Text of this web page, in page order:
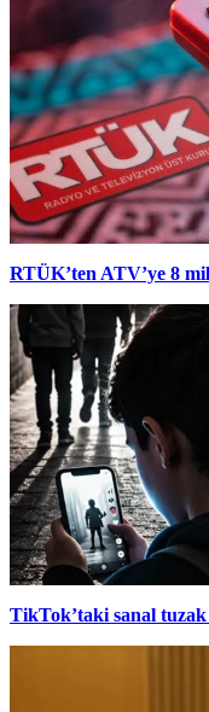
RTÜK’ten ATV’ye 8
TikTok’taki sanal